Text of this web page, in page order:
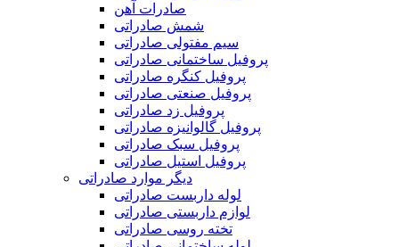
صادرات آهن
شمش صادراتی
سیم مفتولی صادراتی
پروفیل ساختمانی صادراتی
پروفیل کنگره صادراتی
پروفیل صنعتی صادراتی
پروفیل زد صادراتی
پروفیل گالوانیزه صادراتی
پروفیل سبک صادراتی
پروفیل استیل صادراتی
دیگر موارد صادراتی
لوله داربست صادراتی
لوازم داربستی صادراتی
تخته روسی صادراتی